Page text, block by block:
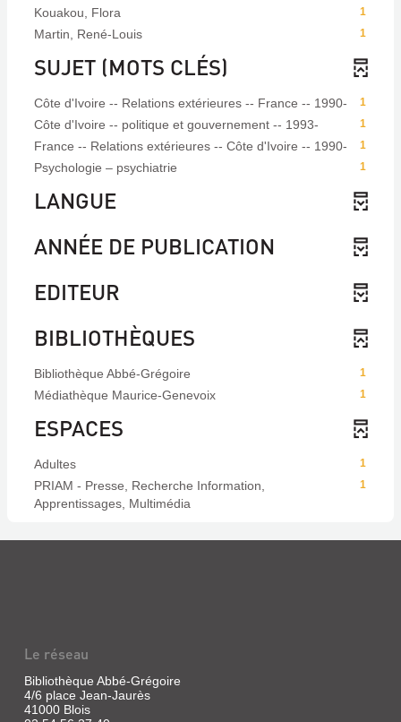
1
Kouakou, Flora
1
Martin, René-Louis
SUJET (MOTS CLÉS)
1
Côte d'Ivoire -- Relations extérieures -- France -- 1990-
1
Côte d'Ivoire -- politique et gouvernement -- 1993-
1
France -- Relations extérieures -- Côte d'Ivoire -- 1990-
1
Psychologie – psychiatrie
LANGUE
ANNÉE DE PUBLICATION
EDITEUR
BIBLIOTHÈQUES
1
Bibliothèque Abbé-Grégoire
1
Médiathèque Maurice-Genevoix
ESPACES
1
Adultes
1
PRIAM - Presse, Recherche Information,
Apprentissages, Multimédia
Le réseau
Bibliothèque Abbé-Grégoire
4/6 place Jean-Jaurès
41000 Blois